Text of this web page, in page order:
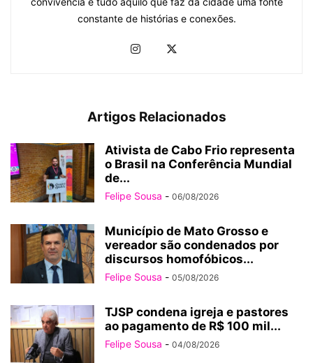
constante de histórias e conexões.
Artigos Relacionados
Ativista de Cabo Frio representa
o Brasil na Conferência Mundial
de...
Felipe Sousa - 06/08/2026
Município de Mato Grosso e
vereador são condenados por
discursos homofóbicos...
Felipe Sousa - 05/08/2026
TJSP condena igreja e pastores
ao pagamento de R$ 100 mil...
Felipe Sousa - 04/08/2026